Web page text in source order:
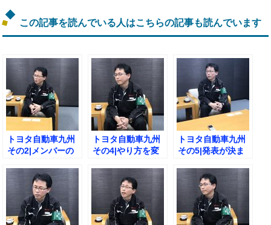
この記事を読んでいる人はこちらの記事も読んでいます
トヨタ自動車九州
その2|メンバーの
法とは？
トヨタ自動車九州
その4|やり方を変
は？
トヨタ自動車九州
その5|発表が決ま
は？